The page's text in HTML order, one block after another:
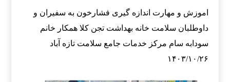
اموزش و مهارت اندازه گیری فشارخون به سفیران و
داوطلبان سلامت خانه بهداشت تجن کلا همکار خانم
سودابه سام مرکز خدمات جامع سلامت تازه آباد
۱۴۰۳/۱۰/۲۶